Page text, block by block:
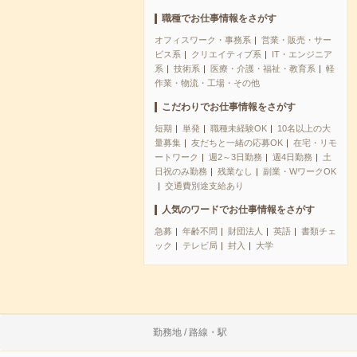
職種でお仕事情報をさがす
オフィスワーク・事務系
営業・販売・サー
ビス系
クリエイティブ系
IT・エンジニア
系
技術系 医療・介護・福祉・教育系
軽
作業・物流・工場・その他
こだわりでお仕事情報をさがす
短期 単発 職種未経験OK
10名以上の大
量募集
友だちと一緒の応募OK
在宅・リモ
ートワーク
週2～3日勤務 週4日勤務
土
日祝のみ勤務
残業なし
副業・WワークOK
交通費別途支給あり
人気のワードでお仕事情報をさがす
急募 年齢不問 財団法人 英語
書類チェ
ック
テレビ局 封入 大学
勤務地 / 路線・駅